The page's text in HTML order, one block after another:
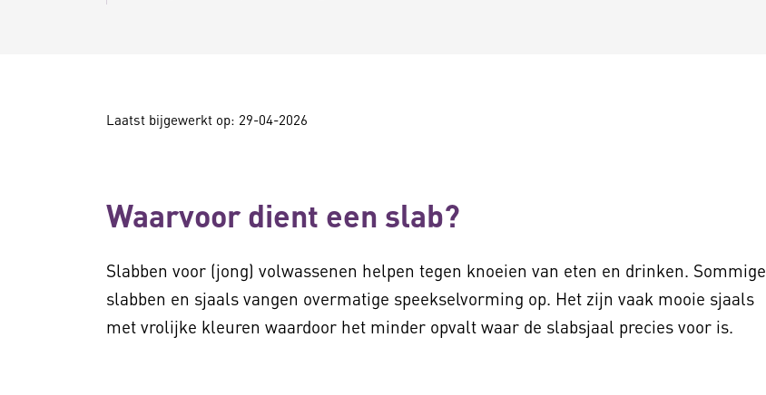
Laatst bijgewerkt op: 29-04-2026
Waarvoor dient een slab?
Slabben voor (jong) volwassenen helpen tegen knoeien van eten en drinken. Sommige
slabben en sjaals vangen overmatige speekselvorming op. Het zijn vaak mooie sjaals
met vrolijke kleuren waardoor het minder opvalt waar de slabsjaal precies voor is.